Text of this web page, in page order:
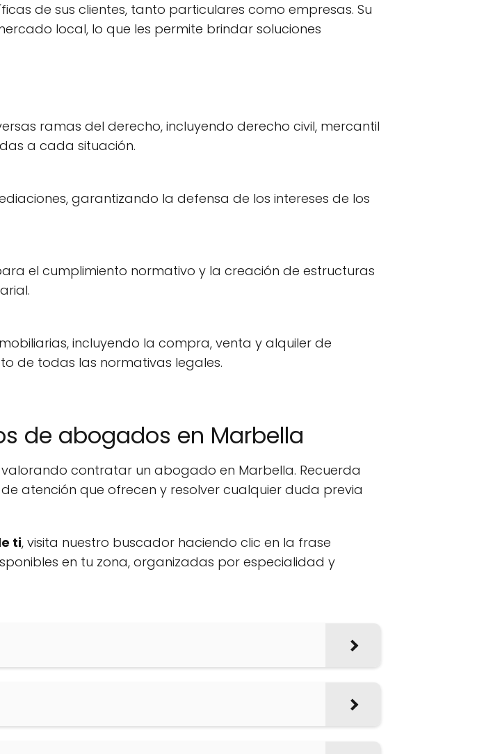
de sus clientes, tanto particulares como empresas. Su
local, lo que les permite brindar soluciones
ramas del derecho, incluyendo derecho civil, mercantil
a cada situación.
garantizando la defensa de los intereses de los
el cumplimiento normativo y la creación de estructuras
incluyendo la compra, venta y alquiler de
de todas las normativas legales.
de abogados en Marbella
contratar un abogado en Marbella. Recuerda
atención que ofrecen y resolver cualquier duda previa
ti, visita nuestro buscador haciendo clic en la frase
en tu zona, organizadas por especialidad y